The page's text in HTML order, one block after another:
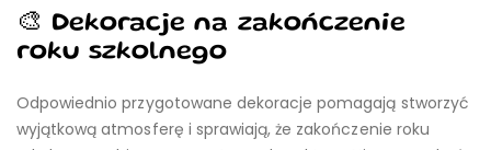
🎨 Dekoracje na zakończenie
roku szkolnego
Odpowiednio przygotowane dekoracje pomagają stworzyć
wyjątkową atmosferę i sprawiają, że zakończenie roku